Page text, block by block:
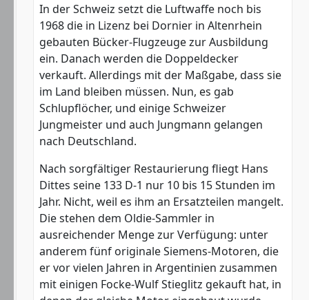
In der Schweiz setzt die Luftwaffe noch bis
1968 die in Lizenz bei Dornier in Altenrhein
gebauten Bücker-Flugzeuge zur Ausbildung
ein. Danach werden die Doppeldecker
verkauft. Allerdings mit der Maßgabe, dass sie
im Land bleiben müssen. Nun, es gab
Schlupflöcher, und einige Schweizer
Jungmeister und auch Jungmann gelangen
nach Deutschland.
Nach sorgfältiger Restaurierung fliegt Hans
Dittes seine 133 D-1 nur 10 bis 15 Stunden im
Jahr. Nicht, weil es ihm an Ersatzteilen mangelt.
Die stehen dem Oldie-Sammler in
ausreichender Menge zur Verfügung: unter
anderem fünf originale Siemens-Motoren, die
er vor vielen Jahren in Argentinien zusammen
mit einigen Focke-Wulf Stieglitz gekauft hat, in